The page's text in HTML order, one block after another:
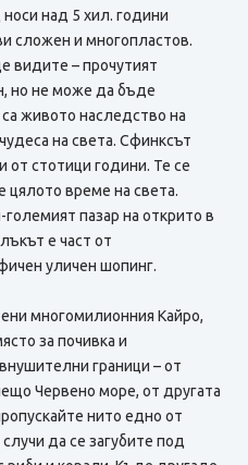
носи над 5 хил. години
сложен и многопластов.
видите – прочутият
но не може да бъде
живото наследство на
на света. Сфинксът
стотици години. Те се
време на света.
пазар на открито в
е част от
уличен шопинг.
многомилионния Кайро,
за почивка и
граници – от
Червено море, от другата
нито едно от
да се загубите под